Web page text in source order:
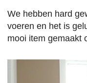
We hebben hard
voeren en het is
mooi item gemaakt